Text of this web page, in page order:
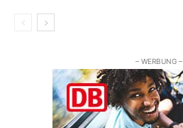
– WERBUNG –